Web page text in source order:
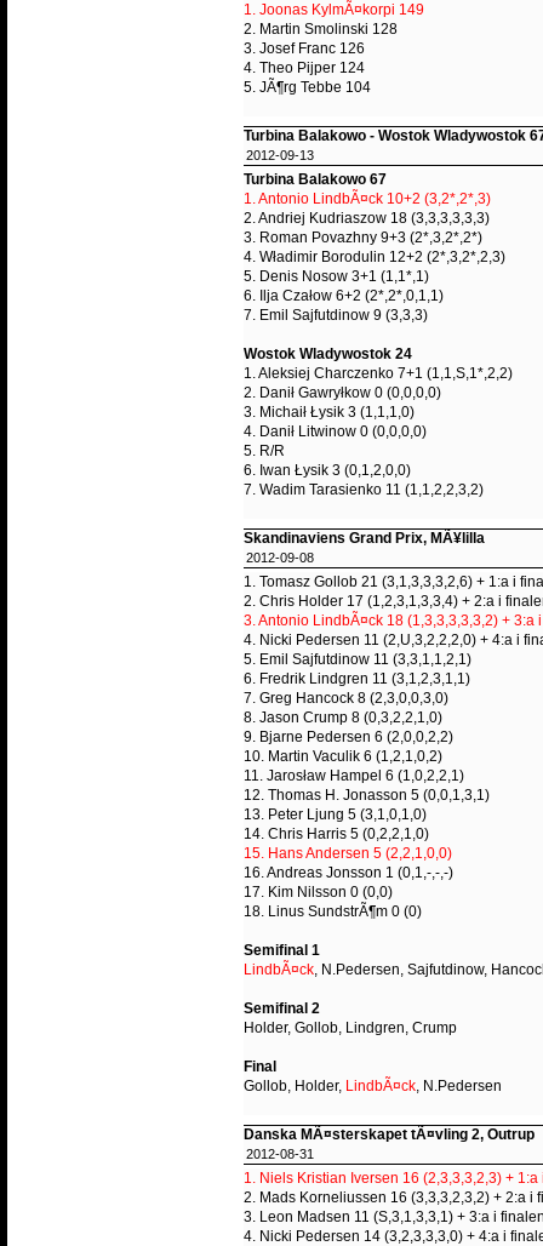
1. Joonas KylmÃ¤korpi 149
2. Martin Smolinski 128
3. Josef Franc 126
4. Theo Pijper 124
5. JÃ¶rg Tebbe 104
Turbina Balakowo - Wostok Wladywostok
2012-09-13
Turbina Balakowo 67
1. Antonio LindbÃ¤ck 10+2 (3,2*,2*,3)
2. Andriej Kudriaszow 18 (3,3,3,3,3,3)
3. Roman Povazhny 9+3 (2*,3,2*,2*)
4. Władimir Borodulin 12+2 (2*,3,2*,2,3)
5. Denis Nosow 3+1 (1,1*,1)
6. Ilja Czałow 6+2 (2*,2*,0,1,1)
7. Emil Sajfutdinow 9 (3,3,3)
Wostok Wladywostok 24
1. Aleksiej Charczenko 7+1 (1,1,S,1*,2,2)
2. Danił Gawryłkow 0 (0,0,0,0)
3. Michaił Łysik 3 (1,1,1,0)
4. Danił Litwinow 0 (0,0,0,0)
5. R/R
6. Iwan Łysik 3 (0,1,2,0,0)
7. Wadim Tarasienko 11 (1,1,2,2,3,2)
Skandinaviens Grand Prix, MÃ¥lilla
2012-09-08
1. Tomasz Gollob 21 (3,1,3,3,3,2,6) + 1:a i
2. Chris Holder 17 (1,2,3,1,3,3,4) + 2:a i
3. Antonio LindbÃ¤ck 18 (1,3,3,3,3,3,2) + 3:a
4. Nicki Pedersen 11 (2,U,3,2,2,2,0) + 4:a i
5. Emil Sajfutdinow 11 (3,3,1,1,2,1)
6. Fredrik Lindgren 11 (3,1,2,3,1,1)
7. Greg Hancock 8 (2,3,0,0,3,0)
8. Jason Crump 8 (0,3,2,2,1,0)
9. Bjarne Pedersen 6 (2,0,0,2,2)
10. Martin Vaculik 6 (1,2,1,0,2)
11. Jarosław Hampel 6 (1,0,2,2,1)
12. Thomas H. Jonasson 5 (0,0,1,3,1)
13. Peter Ljung 5 (3,1,0,1,0)
14. Chris Harris 5 (0,2,2,1,0)
15. Hans Andersen 5 (2,2,1,0,0)
16. Andreas Jonsson 1 (0,1,-,-,-)
17. Kim Nilsson 0 (0,0)
18. Linus SundstrÃ¶m 0 (0)
Semifinal 1
LindbÃ¤ck, N.Pedersen, Sajfutdinow,
Semifinal 2
Holder, Gollob, Lindgren, Crump
Final
Gollob, Holder, LindbÃ¤ck, N.Pedersen
Danska MÃ¤sterskapet tÃ¤vling 2, Outrup
2012-08-31
1. Niels Kristian Iversen 16 (2,3,3,3,2,3) + 1:a
2. Mads Korneliussen 16 (3,3,3,2,3,2) + 2:a i
3. Leon Madsen 11 (S,3,1,3,3,1) + 3:a i
4. Nicki Pedersen 14 (3,2,3,3,3,0) + 4:a i